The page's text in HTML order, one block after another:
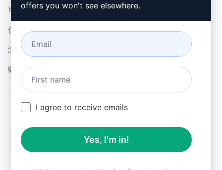
可接受使用政策 (en)
使用条款 (en)
浏览器扩展术语 (en)
账单条款 (en)
谷歌浏览器 (en)
微软边缘 (en)
All logos, trademarks, and registered trademarks are the
property of their respective owners.
AIPRM and other related brand names are registered
offers you won't see elsewhere.
I agree to receive emails
Yes, I'm in!